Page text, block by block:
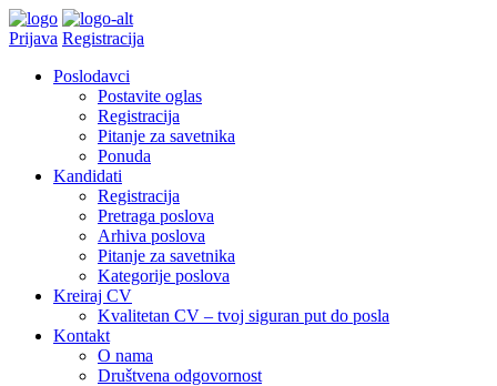
Prijava Registracija
Poslodavci
Postavite oglas
Registracija
Pitanje za savetnika
Ponuda
Kandidati
Registracija
Pretraga poslova
Arhiva poslova
Pitanje za savetnika
Kategorije poslova
Kreiraj CV
Kvalitetan CV – tvoj siguran put do posla
Kontakt
O nama
Društvena odgovornost